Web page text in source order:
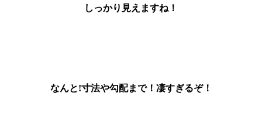
しっかり見えますね！
なんと!寸法や勾配まで！凄すぎるぞ！